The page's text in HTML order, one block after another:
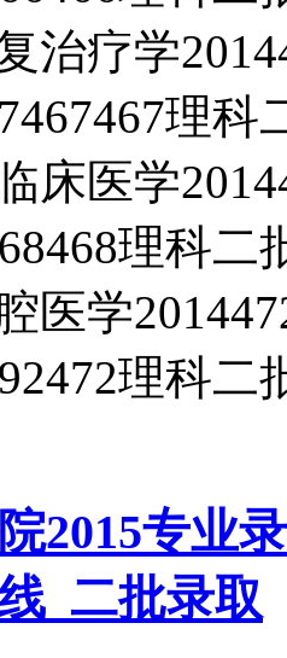
治疗学
理科
床医学
理科二
医学
理科二
2015专业
_二批录取